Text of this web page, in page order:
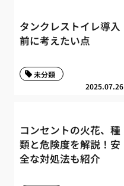
タンクレストイレ導入
前に考えたい点
2025.07.26
未分類
コンセントの火花、種
類と危険度を解説！安
全な対処法も紹介